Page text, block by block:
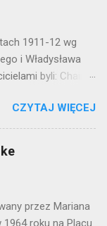
1911-12 wg
i Władysława
byli: Chaim
przez
Ten
szwanku z II
Śródmieście
CZYTAJ WIĘCEJ
przez Mariana
roku na Placu